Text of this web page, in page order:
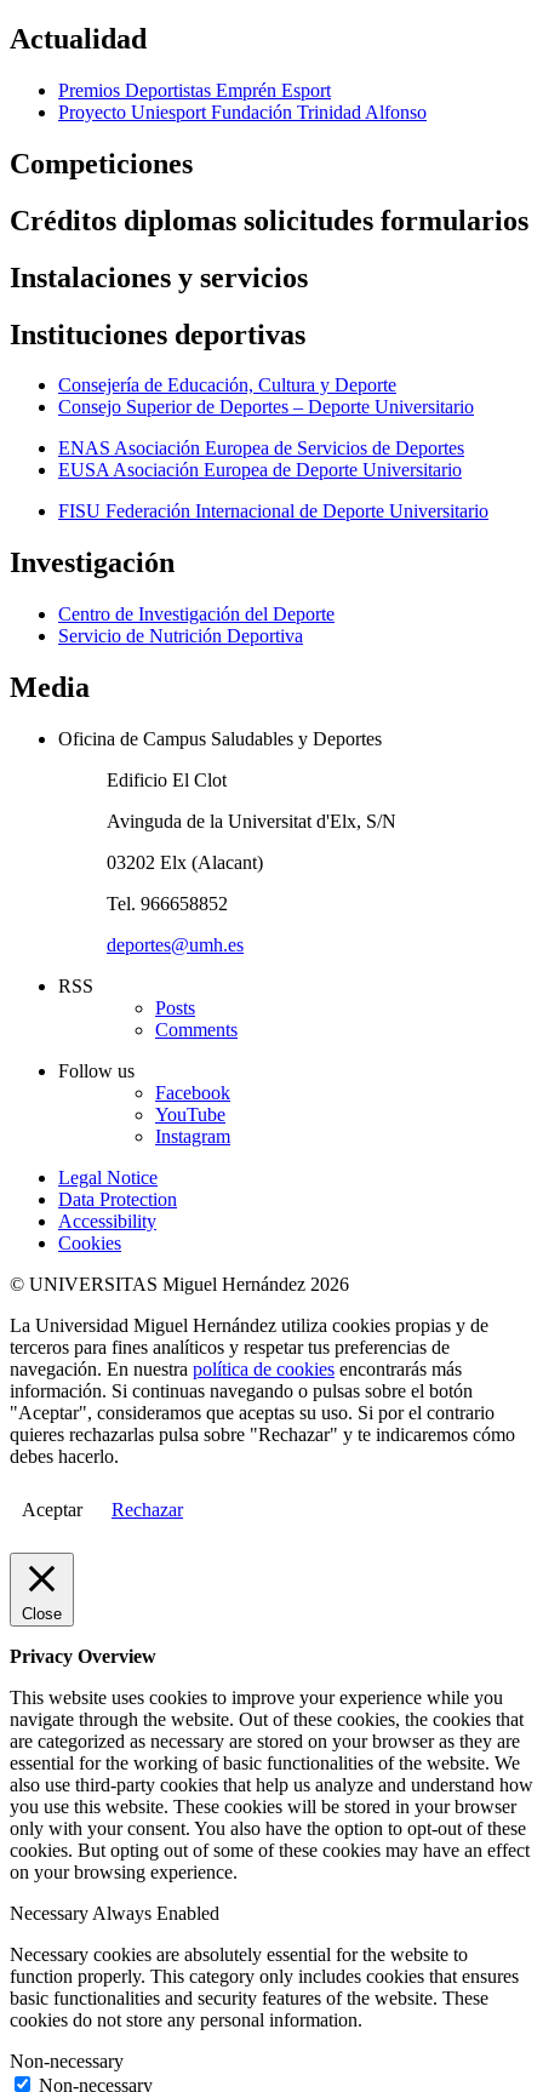
Actualidad
Premios Deportistas Emprén Esport
Proyecto Uniesport Fundación Trinidad Alfonso
Competiciones
Créditos diplomas solicitudes formularios
Instalaciones y servicios
Instituciones deportivas
Consejería de Educación, Cultura y Deporte
Consejo Superior de Deportes – Deporte Universitario
ENAS Asociación Europea de Servicios de Deportes
EUSA Asociación Europea de Deporte Universitario
FISU Federación Internacional de Deporte Universitario
Investigación
Centro de Investigación del Deporte
Servicio de Nutrición Deportiva
Media
Oficina de Campus Saludables y Deportes
Edificio El Clot
Avinguda de la Universitat d'Elx, S/N
03202 Elx (Alacant)
Tel. 966658852
deportes@umh.es
RSS
Posts
Comments
Follow us
Facebook
YouTube
Instagram
Legal Notice
Data Protection
Accessibility
Cookies
© UNIVERSITAS Miguel Hernández 2026
La Universidad Miguel Hernández utiliza cookies propias y de
terceros para fines analíticos y respetar tus preferencias de
navegación. En nuestra política de cookies encontrarás más
información. Si continuas navegando o pulsas sobre el botón
"Aceptar", consideramos que aceptas su uso. Si por el contrario
quieres rechazarlas pulsa sobre "Rechazar" y te indicaremos cómo
debes hacerlo.
Aceptar Rechazar
Close
Privacy Overview
This website uses cookies to improve your experience while you
navigate through the website. Out of these cookies, the cookies that
are categorized as necessary are stored on your browser as they are
essential for the working of basic functionalities of the website. We
also use third-party cookies that help us analyze and understand how
you use this website. These cookies will be stored in your browser
only with your consent. You also have the option to opt-out of these
cookies. But opting out of some of these cookies may have an effect
on your browsing experience.
Necessary Always Enabled
Necessary cookies are absolutely essential for the website to
function properly. This category only includes cookies that ensures
basic functionalities and security features of the website. These
cookies do not store any personal information.
Non-necessary
Non-necessary